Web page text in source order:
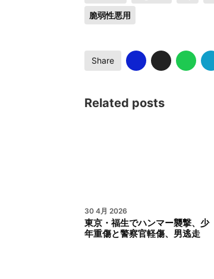
脆弱性悪用
Share
Related posts
30 4月 2026
東京・福生でハンマー襲撃、少
年重傷と警察官軽傷、男逃走